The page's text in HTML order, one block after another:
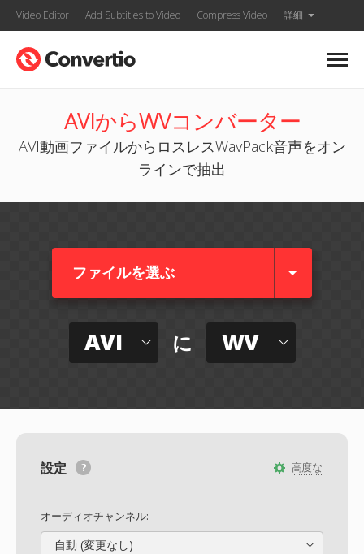
Video Editor Add Subtitles to Video Compress Video 詳細
AVIからWVコンバーター
AVI動画ファイルからロスレスWavPack音声をオン
ラインで抽出
ファイルを選ぶ
AVI に WV
高度な
設定
オーディオチャンネル:
自動 (変更なし)